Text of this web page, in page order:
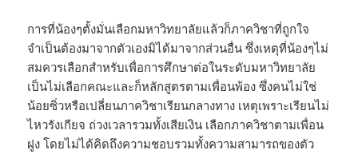
การที่น้องๆตั้งมั่นเลือกมหาวิทยาลัยแล้วก็ภาควิชาที่ถูกใจ
จำเป็นต้องมาจากตัวเองมิได้มาจากส่วนอื่น ซึ่งเหตุที่น้องๆไม่
สมควรเลือกสำหรับเพื่อการศึกษาต่อในระดับมหาวิทยาลัย
เป็นไม่เลือกคณะและก็หลักสูตรตามเพื่อนพ้อง ซึ่งคนไม่ใช่
น้อยซิ่วหรือเปลี่ยนภาควิชาเรียนกลางทาง เหตุเพราะเรียนไม่
ไหวรังเกียจ ถ่วงเวลารวมทั้งเสียเงิน เลือกภาควิชาตามเพื่อน
ฝูง โดยไม่ได้คิดถึงความชอบรวมทั้งความสามารถของตัว